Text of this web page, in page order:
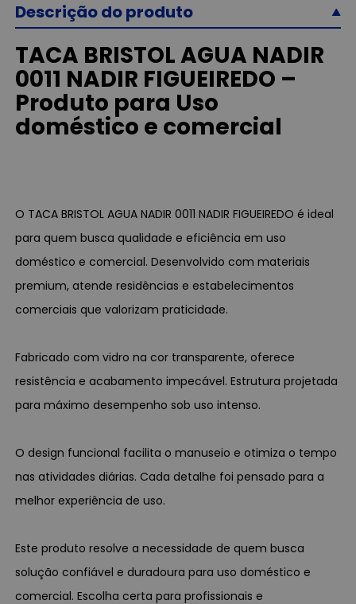
Descrição do produto
TACA BRISTOL AGUA NADIR
0011 NADIR FIGUEIREDO –
Produto para Uso
doméstico e comercial
O TACA BRISTOL AGUA NADIR 0011 NADIR FIGUEIREDO é ideal
para quem busca qualidade e eficiência em uso
doméstico e comercial. Desenvolvido com materiais
premium, atende residências e estabelecimentos
comerciais que valorizam praticidade.
Fabricado com vidro na cor transparente, oferece
resistência e acabamento impecável. Estrutura projetada
para máximo desempenho sob uso intenso.
O design funcional facilita o manuseio e otimiza o tempo
nas atividades diárias. Cada detalhe foi pensado para a
melhor experiência de uso.
Este produto resolve a necessidade de quem busca
solução confiável e duradoura para uso doméstico e
comercial. Escolha certa para profissionais e